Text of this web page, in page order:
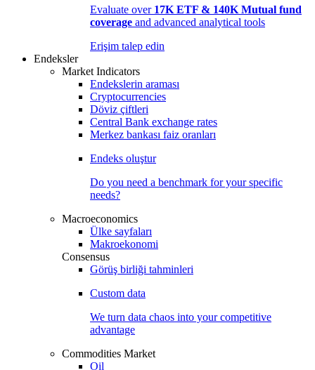
Evaluate over 17K ETF & 140K Mutual fund
coverage and advanced analytical tools
Erişim talep edin
Endeksler
Market Indicators
Endekslerin araması
Cryptocurrencies
Döviz çiftleri
Central Bank exchange rates
Merkez bankası faiz oranları
Endeks oluştur
Do you need a benchmark for your specific
needs?
Macroeconomics
Ülke sayfaları
Makroekonomi
Consensus
Görüş birliği tahminleri
Custom data
We turn data chaos into your competitive
advantage
Commodities Market
Oil